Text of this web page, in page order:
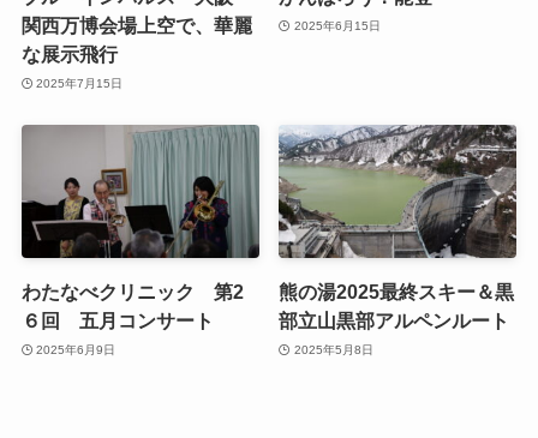
関西万博会場上空で、華麗
な展示飛行
2025年7月15日
2025年6月15日
わたなべクリニック 第2
６回 五月コンサート
2025年6月9日
熊の湯2025最終スキー＆黒
部立山黒部アルペンルート
2025年5月8日